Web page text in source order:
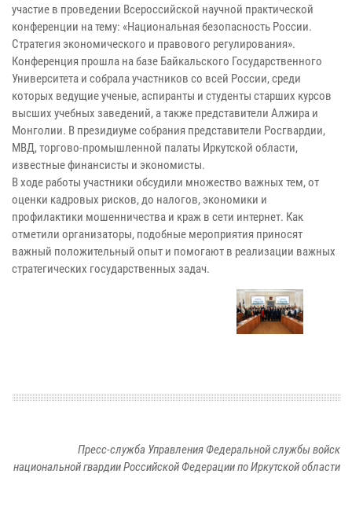
участие в проведении Всероссийской научной практической
конференции на тему: «Национальная безопасность России.
Стратегия экономического и правового регулирования».
Конференция прошла на базе Байкальского Государственного
Университета и собрала участников со всей России, среди
которых ведущие ученые, аспиранты и студенты старших курсов
высших учебных заведений, а также представители Алжира и
Монголии. В президиуме собрания представители Росгвардии,
МВД, торгово-промышленной палаты Иркутской области,
известные финансисты и экономисты.
В ходе работы участники обсудили множество важных тем, от
оценки кадровых рисков, до налогов, экономики и
профилактики мошенничества и краж в сети интернет. Как
отметили организаторы, подобные мероприятия приносят
важный положительный опыт и помогают в реализации важных
стратегических государственных задач.
Пресс-служба Управления Федеральной службы войск
национальной гвардии Российской Федерации по Иркутской области